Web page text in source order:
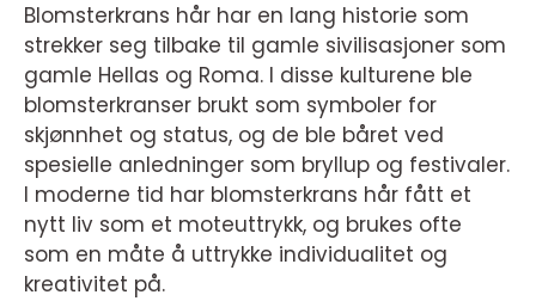
Blomsterkrans hår har en lang historie som
strekker seg tilbake til gamle sivilisasjoner som
gamle Hellas og Roma. I disse kulturene ble
blomsterkranser brukt som symboler for
skjønnhet og status, og de ble båret ved
spesielle anledninger som bryllup og festivaler.
I moderne tid har blomsterkrans hår fått et
nytt liv som et moteuttrykk, og brukes ofte
som en måte å uttrykke individualitet og
kreativitet på.